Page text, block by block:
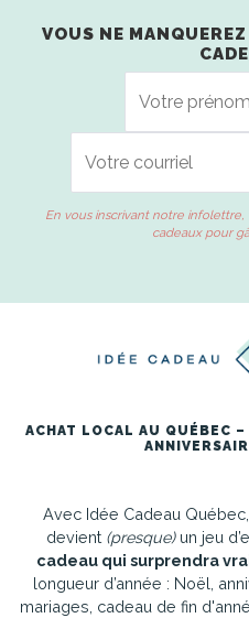
VOUS NE
En vous inscrivant notre
cadeaux pour
ACHAT LOCAL AU QUÉBEC
Avec Idée Cadeau
devient (presque)un jeu
cadeau qui surprendra
longueur d’année : Noël,
mariages, cadeau de fin